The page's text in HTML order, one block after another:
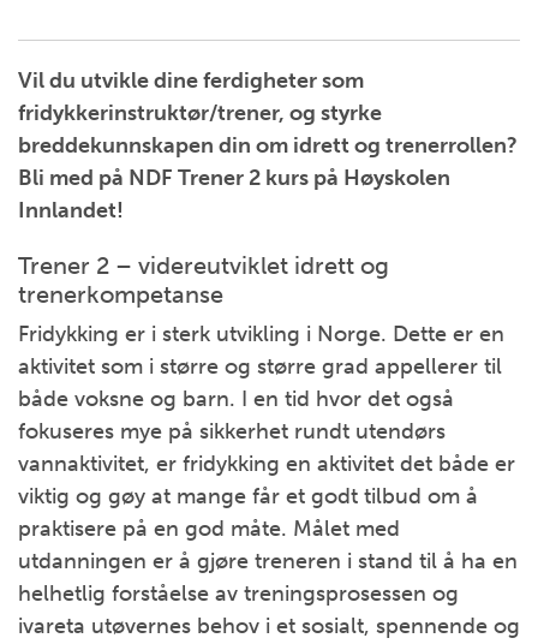
Vil du utvikle dine ferdigheter som
fridykkerinstruktør/trener, og styrke
breddekunnskapen din om idrett og trenerrollen?
Bli med på NDF Trener 2 kurs på Høyskolen
Innlandet!
Trener 2 – videreutviklet idrett og
trenerkompetanse
Fridykking er i sterk utvikling i Norge. Dette er en
aktivitet som i større og større grad appellerer til
både voksne og barn. I en tid hvor det også
fokuseres mye på sikkerhet rundt utendørs
vannaktivitet, er fridykking en aktivitet det både er
viktig og gøy at mange får et godt tilbud om å
praktisere på en god måte. Målet med
utdanningen er å gjøre treneren i stand til å ha en
helhetlig forståelse av treningsprosessen og
ivareta utøvernes behov i et sosialt, spennende og